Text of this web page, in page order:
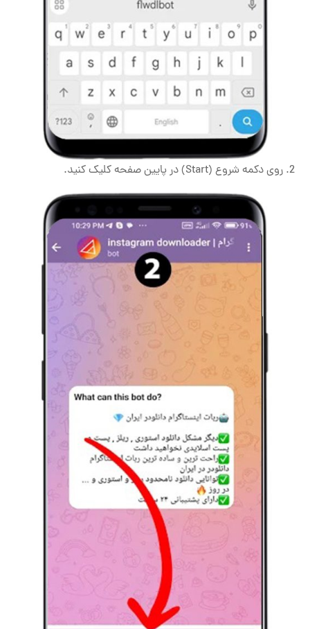
2. روی دکمه شروع (Start) در پایین صفحه کلیک کنید.